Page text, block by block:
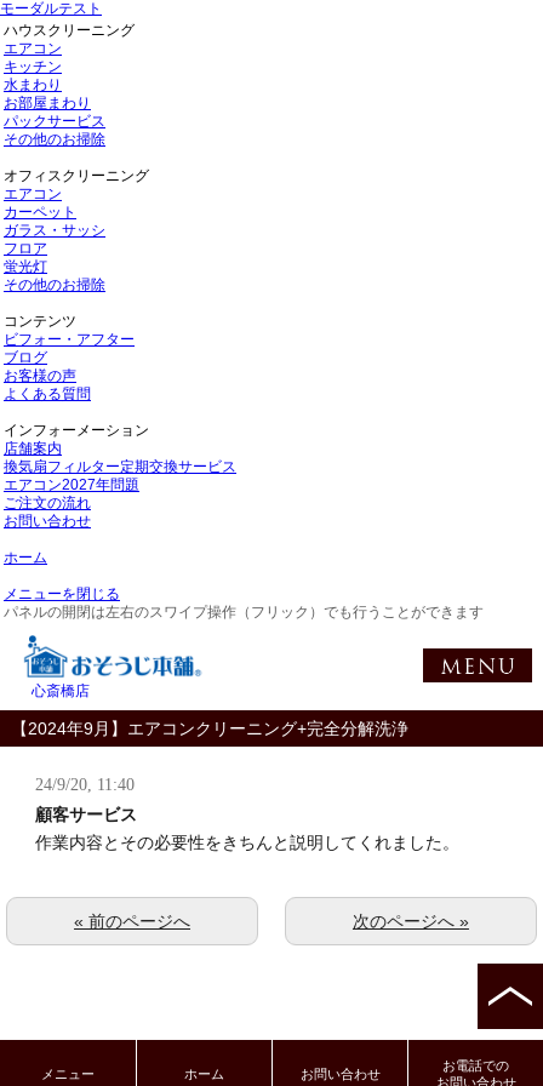
モーダルテスト
ハウスクリーニング
エアコン
キッチン
水まわり
お部屋まわり
パックサービス
その他のお掃除
オフィスクリーニング
エアコン
カーペット
ガラス・サッシ
フロア
蛍光灯
その他のお掃除
コンテンツ
ビフォー・アフター
ブログ
お客様の声
よくある質問
インフォーメーション
店舗案内
換気扇フィルター定期交換サービス
エアコン2027年問題
ご注文の流れ
お問い合わせ
ホーム
メニューを閉じる
パネルの開閉は左右のスワイプ操作（フリック）でも行うことができます
心斎橋店
【2024年9月】エアコンクリーニング+完全分解洗浄
24/9/20, 11:40
顧客サービス
作業内容とその必要性をきちんと説明してくれました。
次のページへ »
« 前のページへ
メニュー ホーム お問い合わせ
お電話での
お問い合わせ